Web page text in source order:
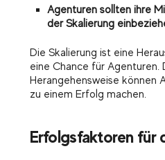
Agenturen sollten ihre
der Skalierung
Die Skalierung ist eine
eine Chance für Agenturen.
Herangehensweise können
zu einem Erfolg machen.
Erfolgsfaktoren für